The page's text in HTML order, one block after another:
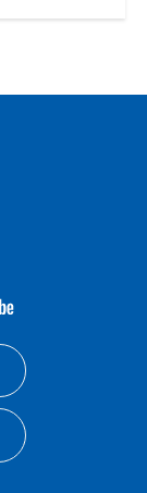
youtube-